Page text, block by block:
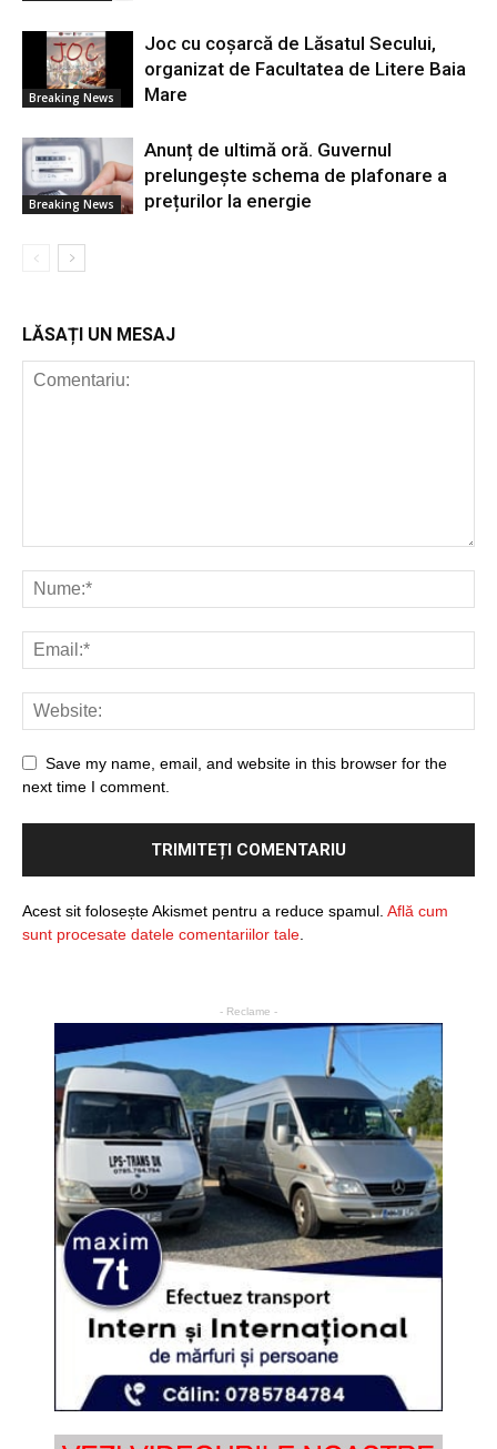
Breaking News
Joc cu coșarcă de Lăsatul Secului,
organizat de Facultatea de Litere Baia
Mare
Breaking News
Anunț de ultimă oră. Guvernul
prelungește schema de plafonare a
prețurilor la energie
LĂSAȚI UN MESAJ
Save my name, email, and website in this browser for the
next time I comment.
Acest sit folosește Akismet pentru a reduce spamul. Află cum
sunt procesate datele comentariilor tale
- Reclame -